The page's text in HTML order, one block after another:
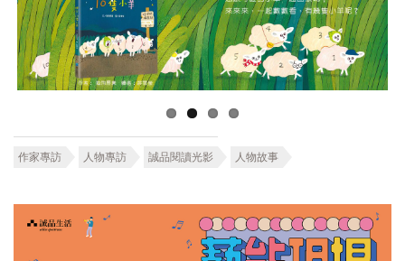
作家專訪 人物專訪 誠品閱讀光影 人物故事